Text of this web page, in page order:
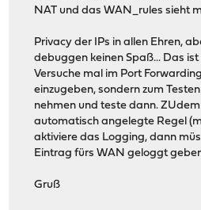
NAT und das WAN_rules sieht
Privacy der IPs in allen Ehren,
debuggen keinen Spaß... Das
Versuche mal im Port
einzugeben, sondern zum
nehmen und teste dann.
automatisch angelegte Regel
aktiviere das Logging, dann
Eintrag fürs WAN geloggt
Gruß